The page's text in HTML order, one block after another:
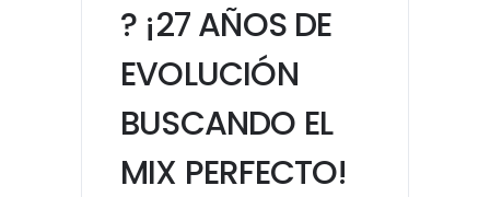
? ¡27 AÑOS DE
EVOLUCIÓN
BUSCANDO EL
MIX PERFECTO!